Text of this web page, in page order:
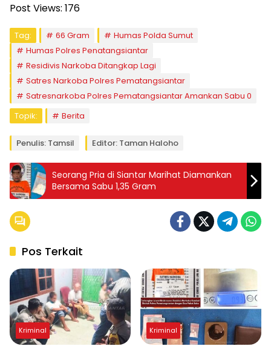
Post Views: 176
Tag: 66 Gram
Humas Polda Sumut
Humas Polres Penatangsiantar
Residivis Narkoba Ditangkap Lagi
Satres Narkoba Polres Pematangsiantar
Satresnarkoba Polres Pematangsiantar Amankan Sabu 0
Topik:
Berita
Penulis: Tamsil Editor: Taman Haloho
Seorang Pria di Siantar Marihat Diamankan
Bersama Sabu 1,35 Gram
Pos Terkait
Kriminal Kriminal